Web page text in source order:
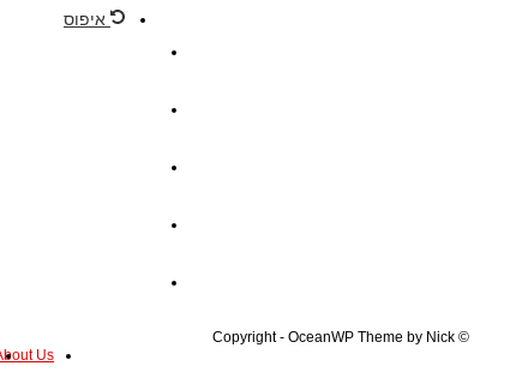
Us
© Copyright - OceanWP Theme by Nick
איפוס